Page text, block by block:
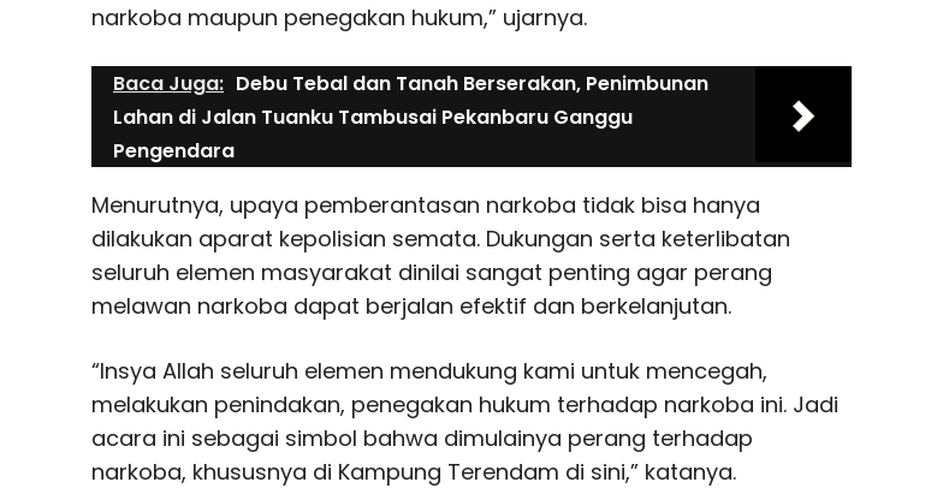
narkoba maupun penegakan hukum,” ujarnya.
Baca Juga: Debu Tebal dan Tanah Berserakan, Penimbunan
Lahan di Jalan Tuanku Tambusai Pekanbaru Ganggu
Pengendara
Menurutnya, upaya pemberantasan narkoba tidak bisa hanya
dilakukan aparat kepolisian semata. Dukungan serta keterlibatan
seluruh elemen masyarakat dinilai sangat penting agar perang
melawan narkoba dapat berjalan efektif dan berkelanjutan.
“Insya Allah seluruh elemen mendukung kami untuk mencegah,
melakukan penindakan, penegakan hukum terhadap narkoba ini. Jadi
acara ini sebagai simbol bahwa dimulainya perang terhadap
narkoba, khususnya di Kampung Terendam di sini,” katanya.